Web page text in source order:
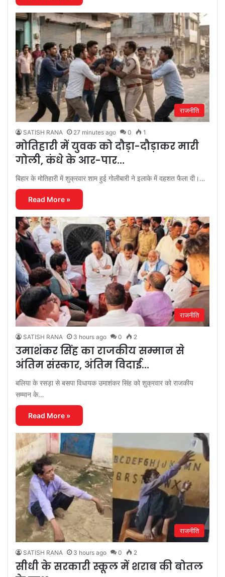
राजनीति
SATISH RANA 27 minutes ago 0 1
मोतिहारी में युवक को दौड़ा-दौड़ाकर मारी
गोली, कंधे के आर-पार…
बिहार के मोतिहारी में शुक्रवार शाम हुई गोलीबारी ने इलाके में दहशत फैला दी।…
Read More »
राजनीति
SATISH RANA 3 hours ago 0 2
उमाशंकर सिंह का राजकीय सम्मान से
अंतिम संस्कार, अंतिम विदाई…
बलिया के रसड़ा से बसपा विधायक उमाशंकर सिंह को शुक्रवार को राजकीय
सम्मान के…
Read More »
राजनीति
SATISH RANA 3 hours ago 0 2
सीधी के सरकारी स्कूल में शराब की बोतल